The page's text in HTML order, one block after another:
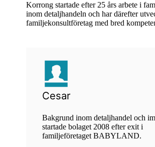
Korrong startade efter 25 års arbete i
inom detaljhandeln och har därefter
familjekonsultföretag med bred
Cesar
Bakgrund inom detaljhandel och
startade bolaget 2008 efter exit i
familjeföretaget BABYLAND.